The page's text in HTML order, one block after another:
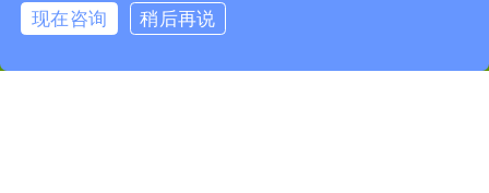
恢复保险
丝
恢复保险
丝
现在咨询 稍后再说